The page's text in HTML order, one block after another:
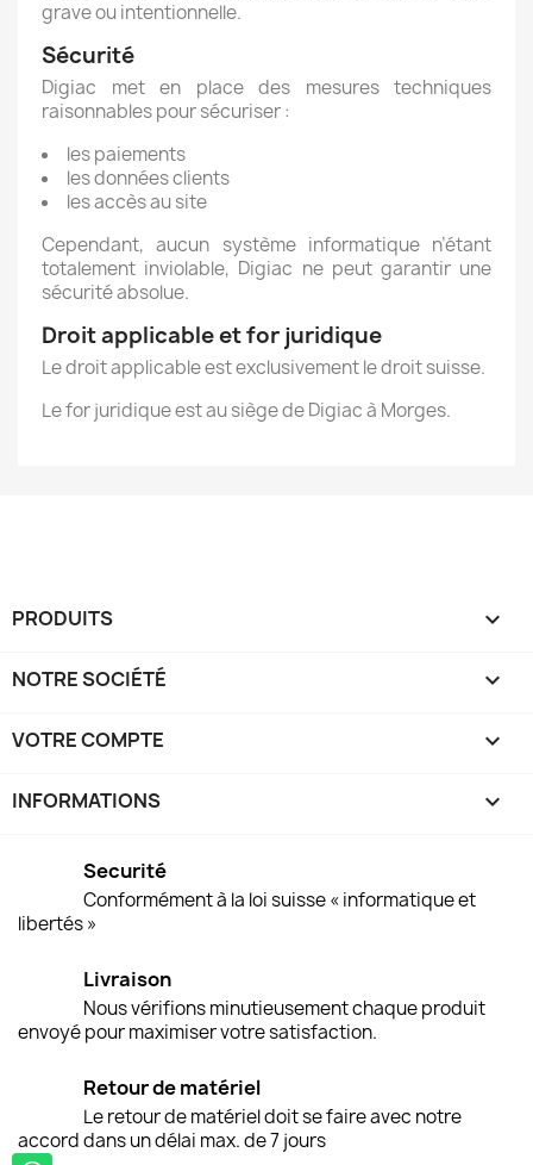
grave ou intentionnelle.
Sécurité
Digiac met en place des mesures techniques
raisonnables pour sécuriser :
les paiements
les données clients
les accès au site
Cependant, aucun système informatique n’étant
totalement inviolable, Digiac ne peut garantir une
sécurité absolue.
Droit applicable et for juridique
Le droit applicable est exclusivement le droit suisse.
Le for juridique est au siège de Digiac à Morges.
PRODUITS 
NOTRE SOCIÉTÉ 
VOTRE COMPTE 
INFORMATIONS keyboard_arrow_down
Securité
Conformément à la loi suisse « informatique et
libertés »
Livraison
Nous vérifions minutieusement chaque produit
envoyé pour maximiser votre satisfaction.
Retour de matériel
Le retour de matériel doit se faire avec notre
accord dans un délai max. de 7 jours